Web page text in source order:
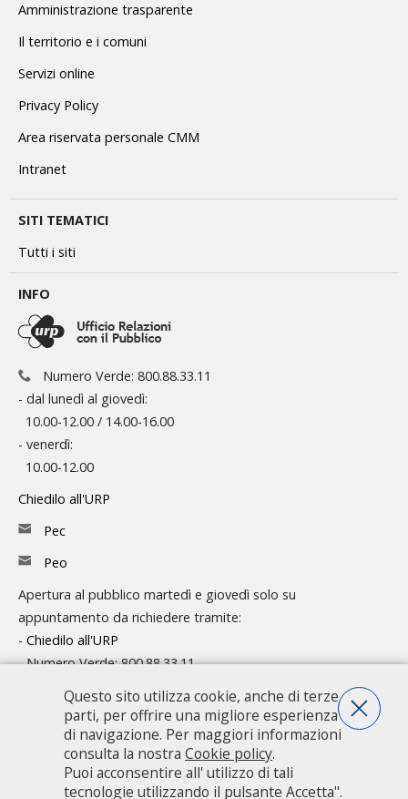
Amministrazione trasparente
Il territorio e i comuni
Servizi online
Privacy Policy
Area riservata personale CMM
Intranet
SITI TEMATICI
Tutti i siti
INFO
Numero Verde: 800.88.33.11
- dal lunedì al giovedì:
10.00-12.00 / 14.00-16.00
- venerdì:
10.00-12.00
Chiedilo all'URP
Pec
Peo
Apertura al pubblico martedì e giovedì solo su
appuntamento da richiedere tramite:
- Chiedilo all'URP
- Numero Verde: 800.88.33.11
Consulta l'organigramma
Accedi agli atti
Guida pratica ai servizi e alla modulistica
Questo sito utilizza cookie, anche di terze
parti, per offrire una migliore esperienza
di navigazione. Per maggiori informazioni
consulta la nostra Cookie policy.
Puoi acconsentire all' utilizzo di tali
tecnologie utilizzando il pulsante Accetta".